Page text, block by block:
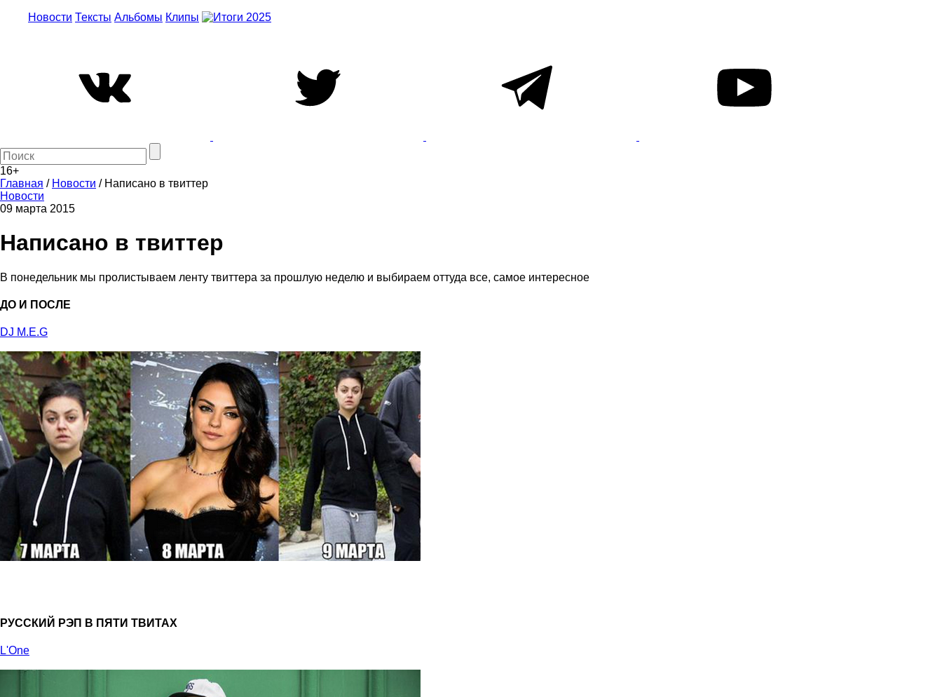
Новости Тексты Альбомы Клипы
16+
Главная / Новости / Написано в твиттер
Новости
09 марта 2015
Написано в твиттер
В понедельник мы пролистываем ленту твиттера за прошлую неделю и выбираем оттуда все, самое интересное
ДО И ПОСЛЕ
DJ M.E.G
РУССКИЙ РЭП В ПЯТИ ТВИТАХ
L'One